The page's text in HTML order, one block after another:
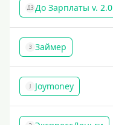
ДЗ До Зарплаты v. 2.0
З Займер
J Joymoney